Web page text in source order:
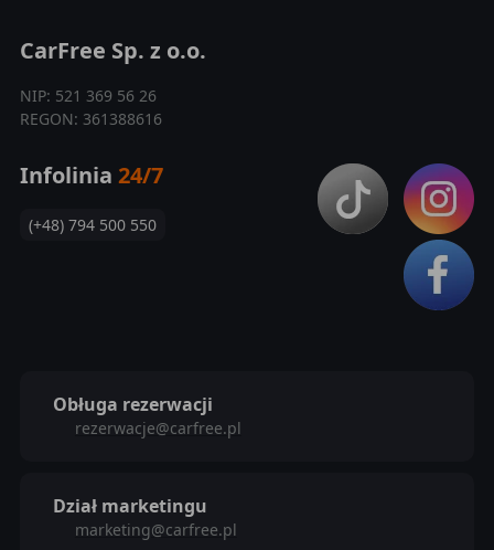
CarFree Sp. z o.o.
NIP: 521 369 56 26
REGON: 361388616
Infolinia 24/7
(+48) 794 500 550
Obługa rezerwacji
rezerwacje@carfree.pl
Dział marketingu
marketing@carfree.pl